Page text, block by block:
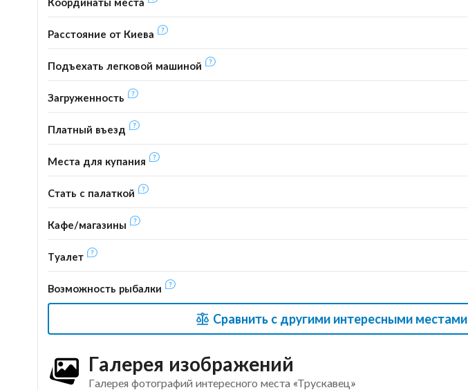
Расстояние от Киева
Подъехать легковой машиной
Загруженность
Платный въезд
Места для купания
Стать с палаткой
Кафе/магазины
Туалет
Возможность рыбалки
Сравнить с другими интересными местами
Галерея изображений
Галерея фотографий интересного места «Трускавец»